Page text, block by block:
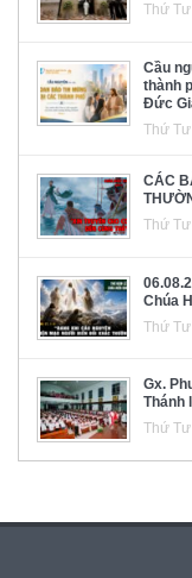
Thứ
Cầu
thành
Đức
Thứ
CÁC
Thứ
Chúa
Thứ
Gx.
Thánh
Thứ